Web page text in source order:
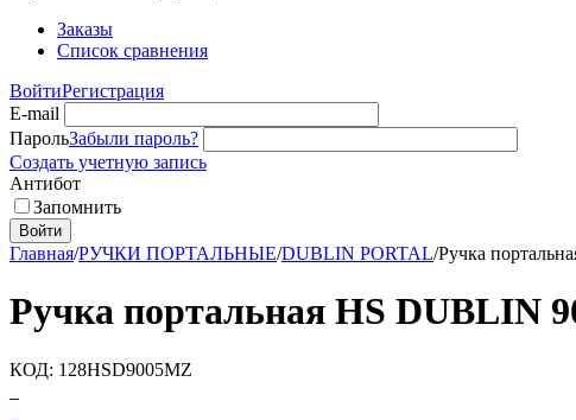
Заказы
Список сравнения
ВойтиРегистрация
E-mail
ПарольЗабыли пароль?
Создать учетную запись
Антибот
Запомнить
Войти
Главная/РУЧКИ ПОРТАЛЬНЫЕ/DUBLIN PORTAL/Ручка
Ручка портальная HS DUBLIN
КОД: 128HSD9005MZ